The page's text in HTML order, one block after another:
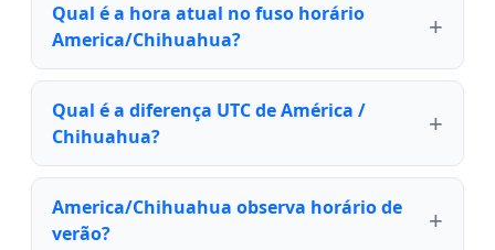
Qual é a hora atual no fuso horário
America/Chihuahua?
Qual é a diferença UTC de América /
Chihuahua?
America/Chihuahua observa horário de
verão?